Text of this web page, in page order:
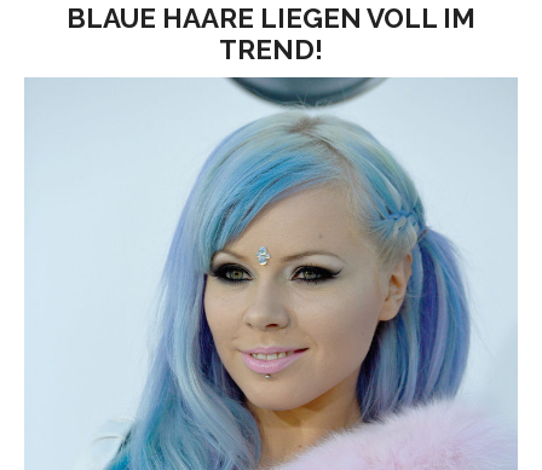
BLAUE HAARE LIEGEN VOLL IM
TREND!